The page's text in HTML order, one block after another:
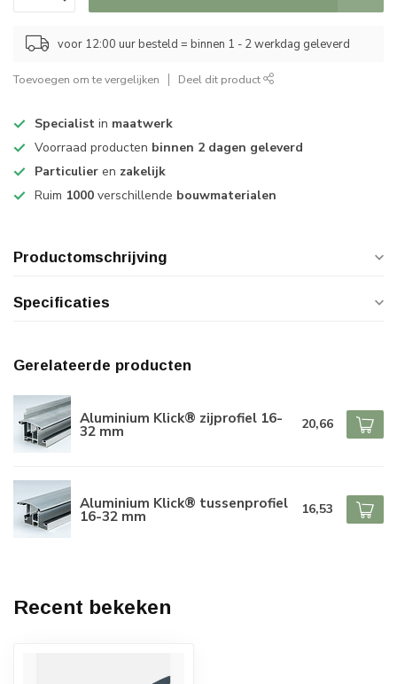
voor 12:00 uur besteld = binnen 1 - 2 werkdag geleverd
Toevoegen om te vergelijken Deel dit product
Specialist in maatwerk
Voorraad producten binnen 2 dagen geleverd
Particulier en zakelijk
Ruim 1000 verschillende bouwmaterialen
Productomschrijving
Specificaties
Gerelateerde producten
Aluminium Klick® zijprofiel 16-
32 mm 20,66
Aluminium Klick® tussenprofiel
16-32 mm 16,53
Recent bekeken